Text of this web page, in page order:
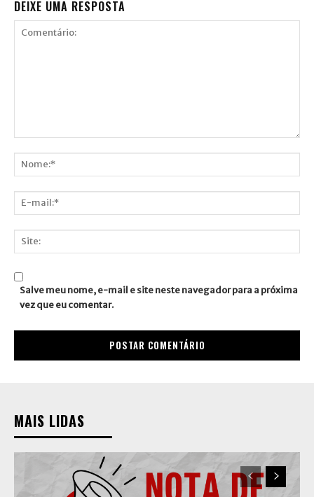
DEIXE UMA RESPOSTA
mail:*
Salve meu nome, e-mail e site neste navegador para a próxima
vez que eu comentar.
MAIS LIDAS